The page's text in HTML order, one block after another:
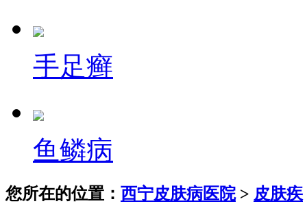
手足癣
鱼鳞病
您所在的位置： 西宁皮肤病医院> 皮肤疾